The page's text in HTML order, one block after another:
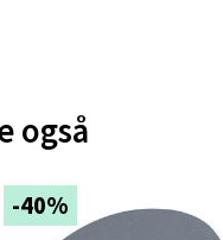
også
-40%
Orkanger